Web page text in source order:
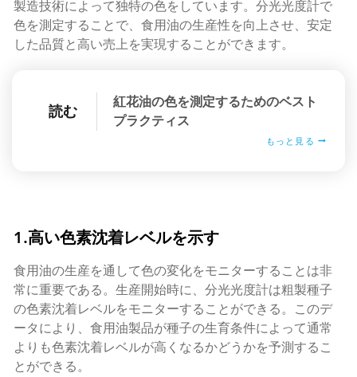
製造技術によって独特の色をしています。分光光度計で
色を測定することで、食用油の生産性を向上させ、安定
した品質と高い売上を実現することができます。
読む
紅花油の色を測定するためのベスト
プラクティス
もっと見る
1.高い色素沈着レベルを示す
食用油の生産を通して色の変化をモニターすることは非
常に重要である。生産開始時に、分光光度計は粗製種子
の色素沈着レベルをモニターすることができる。このデ
ータにより、食用油製品が種子の生育条件によって通常
よりも色素沈着レベルが高くなるかどうかを予測するこ
とができる。